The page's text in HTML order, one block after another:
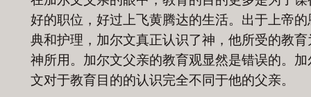
好的职位，好过上飞黄腾达的生活。出于上帝的
典和护理，加尔文真正认识了神，他所受的教育
神所用。加尔文父亲的教育观显然是错误的。加
文对于教育目的的认识完全不同于他的父亲。